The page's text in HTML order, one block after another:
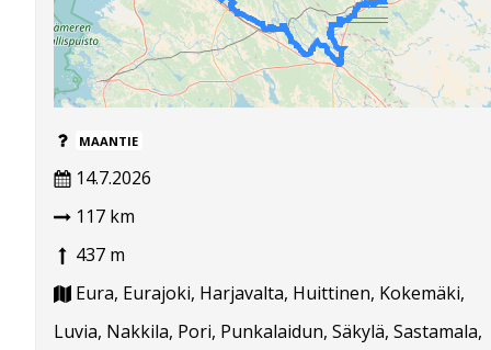
MAANTIE
14.7.2026
117 km
437 m
Eura, Eurajoki, Harjavalta, Huittinen, Kokemäki,
Luvia, Nakkila, Pori, Punkalaidun, Säkylä, Sastamala,